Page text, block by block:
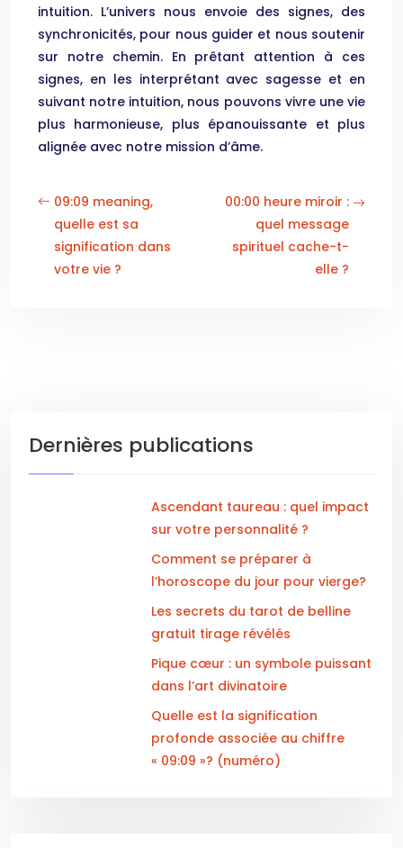
intuition. L’univers nous envoie des signes, des
synchronicités, pour nous guider et nous soutenir
sur notre chemin. En prêtant attention à ces
signes, en les interprétant avec sagesse et en
suivant notre intuition, nous pouvons vivre une vie
plus harmonieuse, plus épanouissante et plus
alignée avec notre mission d’âme.
09:09 meaning,
quelle est sa
signification dans
votre vie ?
00:00 heure miroir :
quel message
spirituel cache-t-
elle ?
Dernières publications
Ascendant taureau : quel impact
sur votre personnalité ?
Comment se préparer à
l’horoscope du jour pour vierge?
Les secrets du tarot de belline
gratuit tirage révélés
Pique cœur : un symbole puissant
dans l’art divinatoire
Quelle est la signification
profonde associée au chiffre
« 09:09 »? (numéro)